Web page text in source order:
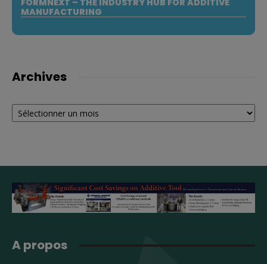
FORMNEXT – THE INDUSTRY HUB FOR ADDITIVE
MANUFACTURING
Archives
Archives
A propos